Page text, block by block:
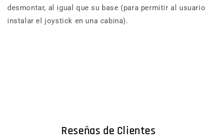
desmontar, al igual que su base (para permitir al usuario
instalar el joystick en una cabina).
Reseñas de Clientes